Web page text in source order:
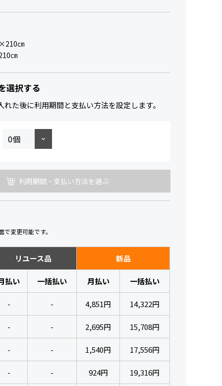
㎝
㎝
選択する
れた後に利用期間と支払い方法を設定します。
利用期間・支払い方法を選ぶ
変更可能です。
リユース品 新品
払い 一括払い 月払い 一括払い
- - 4,851円 14,322円
- - 2,695円 15,708円
- - 1,540円 17,556円
- - 924円 19,316円